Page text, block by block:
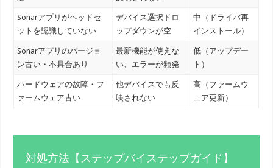
Sonarアプリがヘッドセ
ットを認識していない
デバイス選択ドロ
ップダウンが空
中（ドライバ再
インストール）
Sonarアプリのバージョ
ン古い・不具合あり
最新機能が使えな
い、エラーが頻発
低（アップデー
ト）
ハードウェアの故障・フ
ァームウェア古い
他デバイスでも反
映されない
高（ファームウ
ェア更新）
対処方法【ステップバイステップガイド】